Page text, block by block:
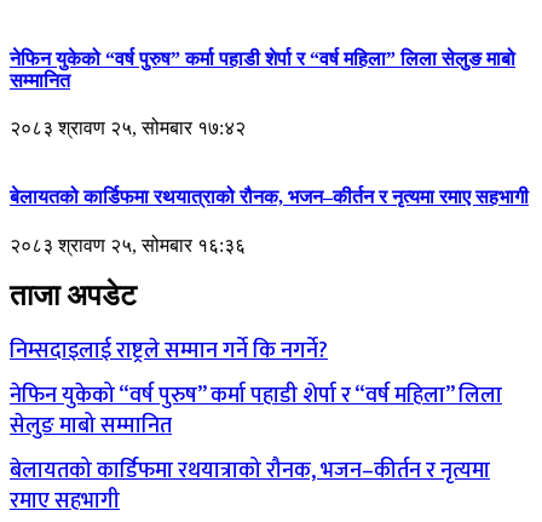
नेफिन युकेको “वर्ष पुरुष” कर्मा पहाडी शेर्पा र “वर्ष महिला” लिला सेलुङ माबो
सम्मानित
२०८३ श्रावण २५, सोमबार १७:४२
बेलायतको कार्डिफमा रथयात्राको रौनक, भजन–कीर्तन र नृत्यमा रमाए सहभागी
२०८३ श्रावण २५, सोमबार १६:३६
ताजा अपडेट
निम्सदाइलाई राष्ट्रले सम्मान गर्ने कि नगर्ने?
नेफिन युकेको “वर्ष पुरुष” कर्मा पहाडी शेर्पा र “वर्ष महिला” लिला
सेलुङ माबो सम्मानित
बेलायतको कार्डिफमा रथयात्राको रौनक, भजन–कीर्तन र नृत्यमा
रमाए सहभागी